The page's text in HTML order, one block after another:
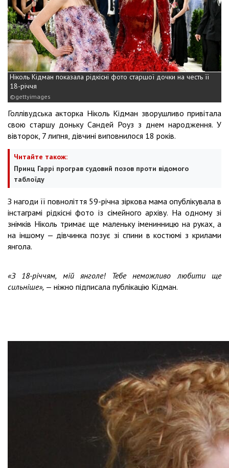
Ніколь Кідман показала рідкісні фото старшої дочки на честь її
18-річчя
gettyimages
Голлівудська акторка Ніколь Кідман зворушливо привітала
свою старшу доньку Сандей Роуз з днем народження. У
вівторок, 7 липня, дівчині виповнилося 18 років.
Читайте також:
Принц Гаррі програв судовий позов проти відомого
таблоїду
З нагоди її повноліття 59-річна зіркова мама опублікувала в
інстаграмі рідкісні фото із сімейного архіву. На одному зі
знімків Ніколь тримає ще маленьку іменинницю на руках, а
на іншому — дівчинка позує зі спини в костюмі з крилами
янгола.
«З 18-річчям, мій янголе! Тебе неможливо любити ще
сильніше», — ніжно підписала публікацію Кідман.